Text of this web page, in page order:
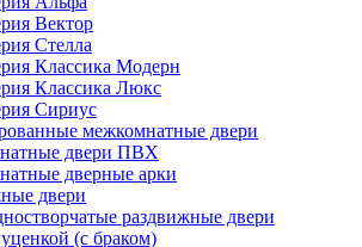
Вектор
Стелла
Классика Модерн
Классика Люкс
Сириус
межкомнатные двери
двери ПВХ
дверные арки
двери
раздвижные двери
(с браком)